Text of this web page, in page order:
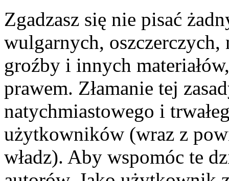
Zgadzasz się nie pisać
wulgarnych,
groźby i innych
prawem. Złamanie tej
natychmiastowego i
użytkowników (wraz z
władz). Aby wspomóc te